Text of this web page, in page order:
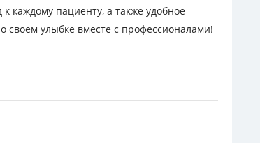
каждому пациенту, а также удобное
своем улыбке вместе с профессионалами!